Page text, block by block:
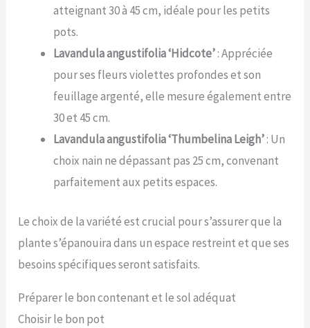
atteignant 30 à 45 cm, idéale pour les petits
pots.
Lavandula angustifolia ‘Hidcote’: Appréciée
pour ses fleurs violettes profondes et son
feuillage argenté, elle mesure également entre
30 et 45 cm.
Lavandula angustifolia ‘Thumbelina Leigh’: Un
choix nain ne dépassant pas 25 cm, convenant
parfaitement aux petits espaces.
Le choix de la variété est crucial pour s’assurer que la
plante s’épanouira dans un espace restreint et que ses
besoins spécifiques seront satisfaits.
Préparer le bon contenant et le sol adéquat
Choisir le bon pot